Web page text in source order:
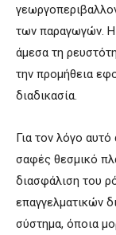
των παραγωγών. Η
άμεσα τη
την προμήθεια
διαδικασία.
Για τον λόγο
σαφές θεσμικό
διασφάλιση του
επαγγελματικών
σύστημα, όποια